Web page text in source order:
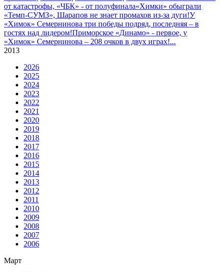
от катастрофы, «ЧБК» - от полуфинала«Химки» обыграли
«Темп-СУМЗ», Шарапов не знает промахов из-за дуги!У
«Химок» Семернинова три победы подряд, последняя – в
гостях над лидером!Приморское «Динамо» - первое, у
«Химок» Семернинова – 208 очков в двух играх!...
2013
2026
2025
2024
2023
2022
2021
2020
2019
2018
2017
2016
2015
2014
2013
2012
2011
2010
2009
2008
2007
2006
Март